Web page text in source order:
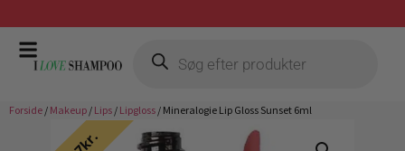
Prismatch mod billigste forhandler
Forside / Makeup / Lips / Lipgloss / Mineralogie Lip Gloss Sunset 6ml